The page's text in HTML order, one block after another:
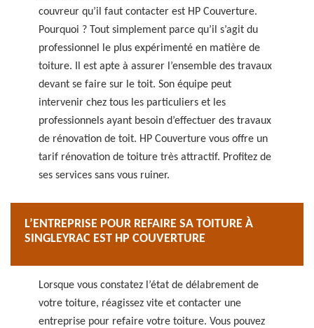
couvreur qu’il faut contacter est HP Couverture.
Pourquoi ? Tout simplement parce qu’il s’agit du
professionnel le plus expérimenté en matière de
toiture. Il est apte à assurer l’ensemble des travaux
devant se faire sur le toit. Son équipe peut
intervenir chez tous les particuliers et les
professionnels ayant besoin d’effectuer des travaux
de rénovation de toit. HP Couverture vous offre un
tarif rénovation de toiture très attractif. Profitez de
ses services sans vous ruiner.
L’ENTREPRISE POUR REFAIRE SA TOITURE À
SINGLEYRAC EST HP COUVERTURE
Lorsque vous constatez l’état de délabrement de
votre toiture, réagissez vite et contacter une
entreprise pour refaire votre toiture. Vous pouvez